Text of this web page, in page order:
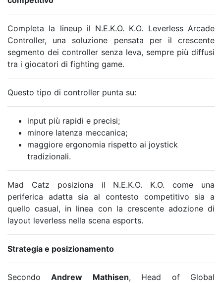
Completa la lineup il N.E.K.O. K.O. Leverless Arcade
Controller, una soluzione pensata per il crescente
segmento dei controller senza leva, sempre più diffusi
tra i giocatori di fighting game.
Questo tipo di controller punta su:
input più rapidi e precisi;
minore latenza meccanica;
maggiore ergonomia rispetto ai joystick
tradizionali.
Mad Catz posiziona il N.E.K.O. K.O. come una
periferica adatta sia al contesto competitivo sia a
quello casual, in linea con la crescente adozione di
layout leverless nella scena esports.
Strategia e posizionamento
SecondoAndrew Mathisen, Head of Global